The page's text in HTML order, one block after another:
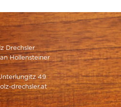
Drechsler
Hollensteiner
49
drechsler.at